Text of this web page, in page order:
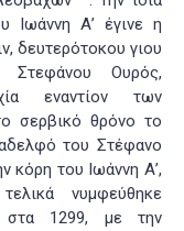
Ιωάννη Α’ έγινε η
δευτερότοκου γιου
Ουρός,
εναντίον των
σερβικό θρόνο το
του Στέφανο
κόρη του Ιωάννη Α’,
νυμφεύθηκε
στα 1299, με την